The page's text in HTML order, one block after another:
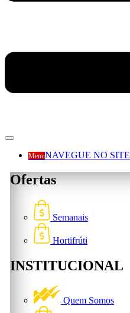
MenuNAVEGUE NO SITE
Ofertas
Semanais
Hortifrúti
INSTITUCIONAL
Quem Somos